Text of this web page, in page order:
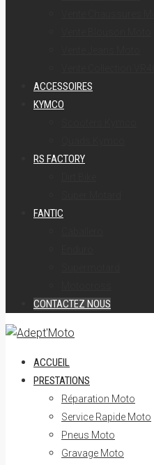
ACCESSOIRES
KYMCO
RS FACTORY
FANTIC
CONTACTEZ NOUS
ACCUEIL
PRESTATIONS
Réparation Moto
Service Rapide Moto
Pneus Moto
Gravage Moto